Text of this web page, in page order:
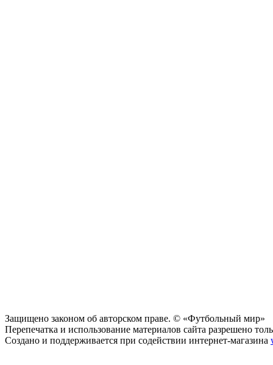
Защищено законом об авторском праве. © «Футбольный мир»
Перепечатка и использование материалов сайта разрешено
Создано и поддерживается при содействии интернет-магазина